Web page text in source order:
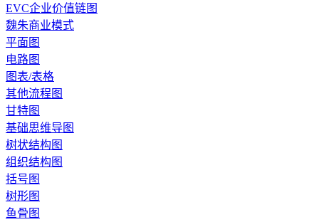
EVC企业价值链图
魏朱商业模式
平面图
电路图
图表/表格
其他流程图
甘特图
基础思维导图
树状结构图
组织结构图
括号图
树形图
鱼骨图